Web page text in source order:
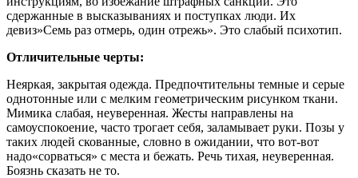
сдержанные в высказываниях и поступках люди. Их
девиз»Семь раз отмерь, один отрежь». Это слабый психотип.
Отличительные черты:
Неяркая, закрытая одежда. Предпочтительны темные и серые
однотонные или с мелким геометрическим рисунком ткани.
Мимика слабая, неуверенная. Жесты направлены на
самоуспокоение, часто трогает себя, заламывает руки. Позы у
таких людей скованные, словно в ожидании, что вот-вот
надо«сорваться» с места и бежать. Речь тихая, неуверенная.
Боязнь сказать не то.